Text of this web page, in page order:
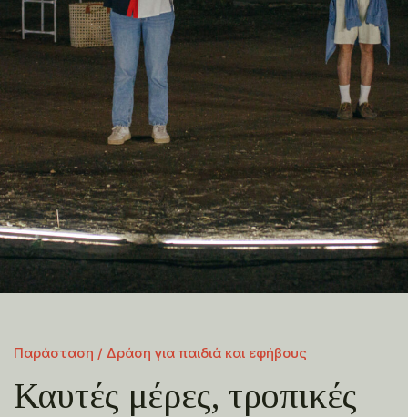
Παράσταση / Δράση για παιδιά και εφήβους
Καυτές μέρες, τροπικές